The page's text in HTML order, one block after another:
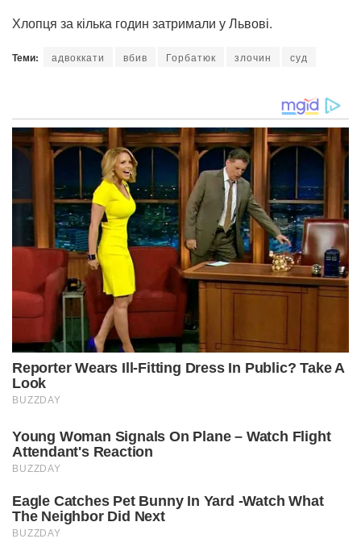
Хлопця за кілька годин затримали у Львові.
Теми: адвоккати вбив Горбатюк злочин суд